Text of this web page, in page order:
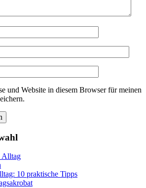
und Website in diesem Browser für meinen
10 praktische Tipps